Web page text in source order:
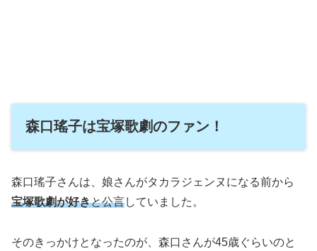
森口瑤子は宝塚歌劇のファン！
森口瑤子さんは、娘さんがタカラジェンヌになる前から
宝塚歌劇が好きと公言していました。
そのきっかけとなったのが、森口さんが45歳ぐらいのと